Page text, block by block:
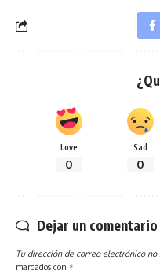
Love
0
Sad
0
Dejar un comentario
Tu dirección de correo electrónico no
marcados con *